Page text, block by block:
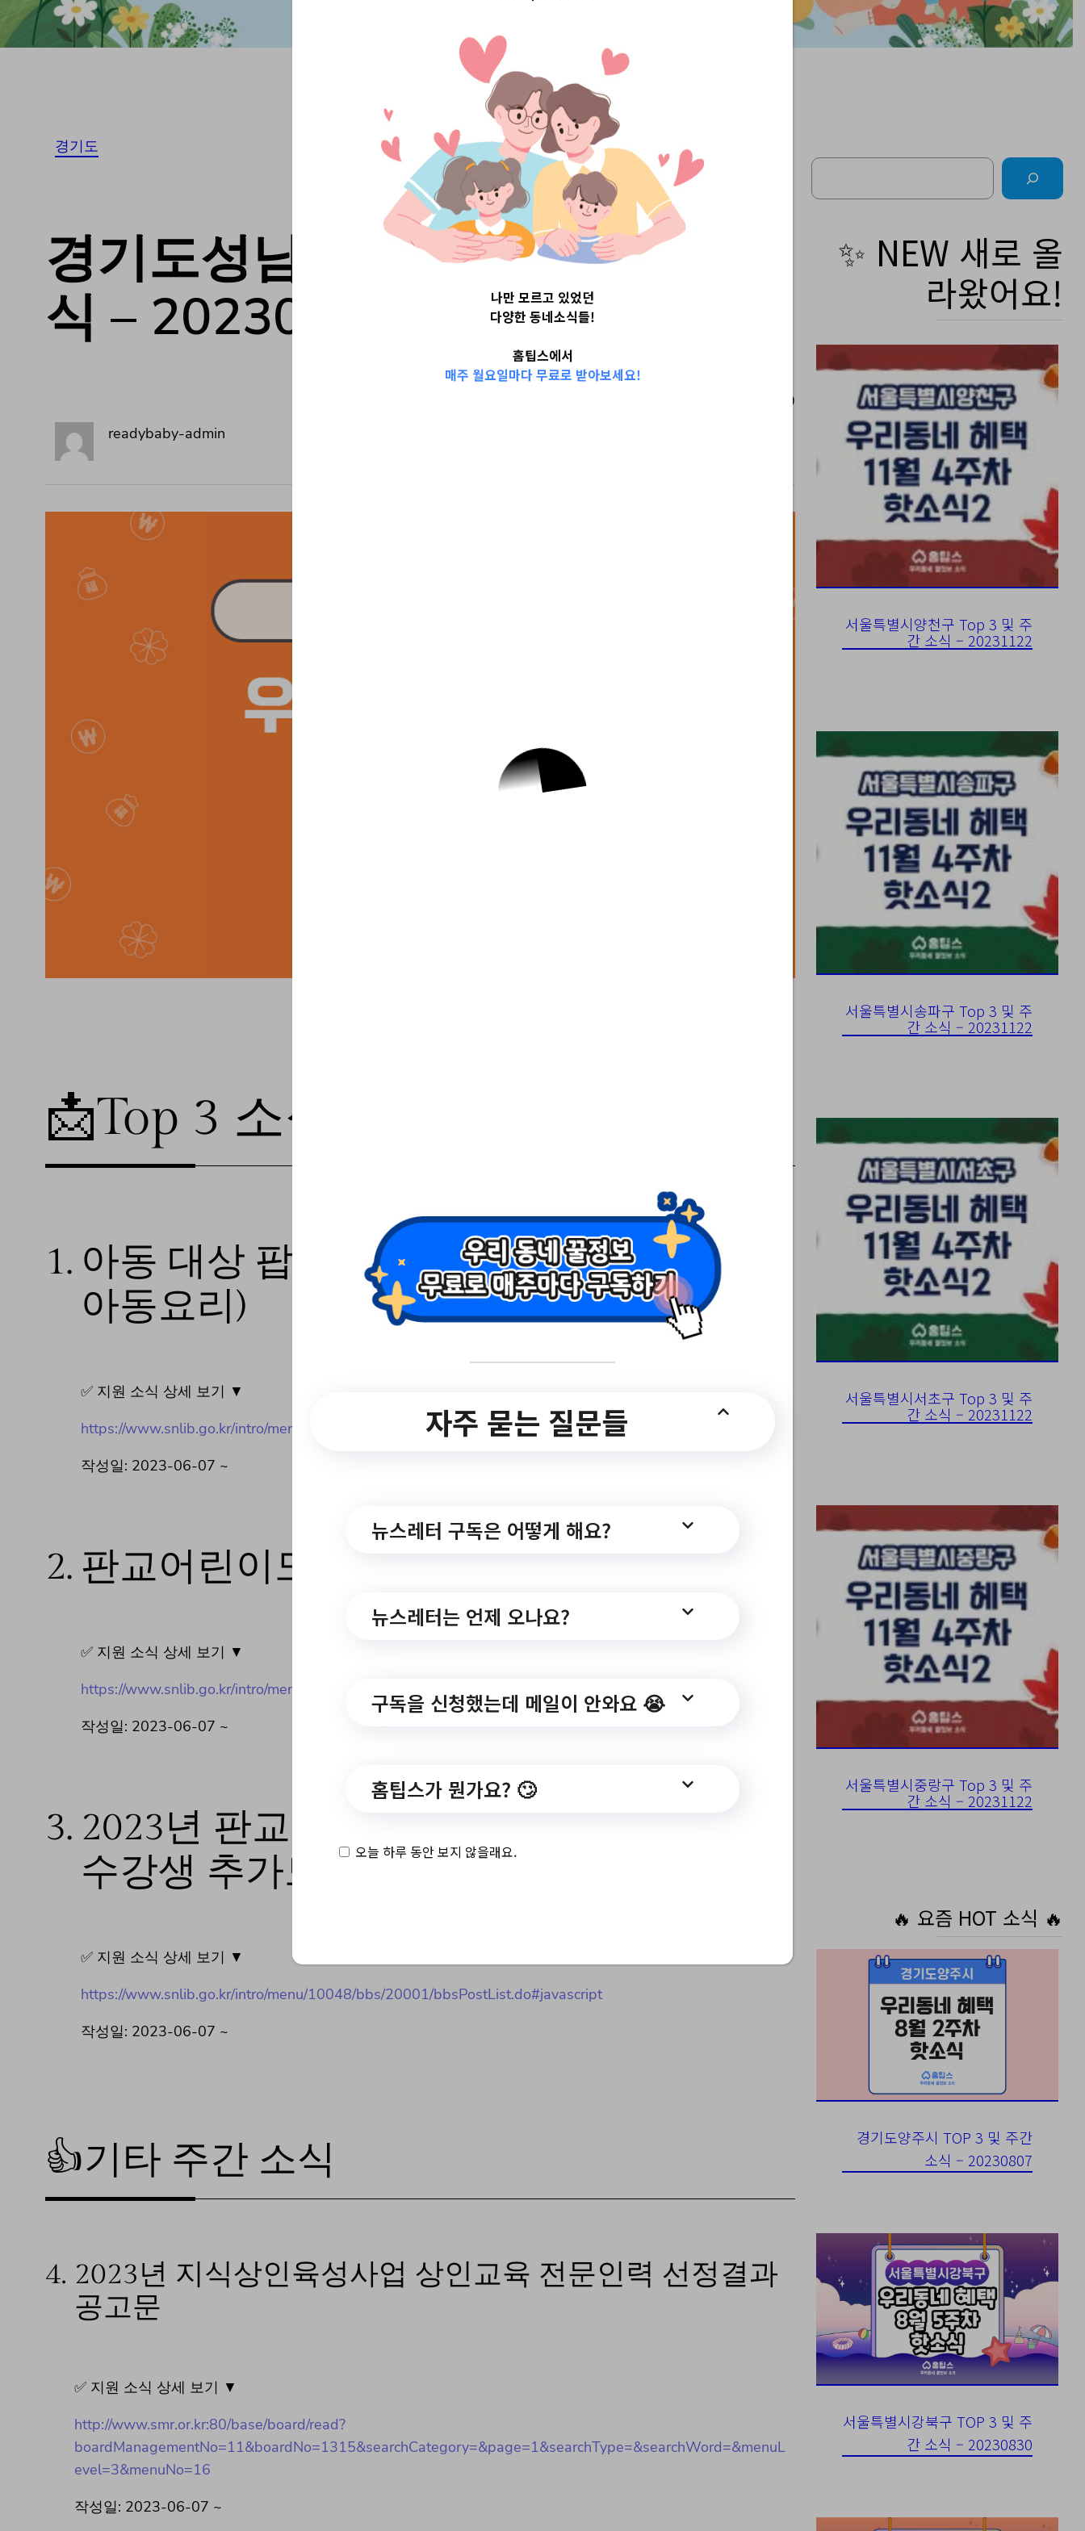
경기도
경기도성남시 Top 3 및 주간 소
식 – 20230609
2023-06-09
readybaby-admin
📩Top 3 소식❕
1. 아동 대상 팝업단기특강 안내 (영어과학 /
아동요리)
✅ 지원 소식 상세 보기 ▼
https://www.snlib.go.kr/intro/menu/10048/bbs/20001/bbsPostList.do#javascript
작성일: 2023-06-07 ~
2. 판교어린이도서관 특별공연
✅ 지원 소식 상세 보기 ▼
https://www.snlib.go.kr/intro/menu/10048/bbs/20001/bbsPostList.do#javascript
작성일: 2023-06-07 ~
3. 2023년 판교어린이도서관 로봇교실 2기
수강생 추가모집
✅ 지원 소식 상세 보기 ▼
https://www.snlib.go.kr/intro/menu/10048/bbs/20001/bbsPostList.do#javascript
작성일: 2023-06-07 ~
👍기타 주간 소식
4. 2023년 지식상인육성사업 상인교육 전문인력 선정결과
공고문
✅ 지원 소식 상세 보기 ▼
http://www.smr.or.kr:80/base/board/read?
boardManagementNo=11&boardNo=1315&searchCategory=&page=1&searchType=&searchWord=&menuL
evel=3&menuNo=16
작성일: 2023-06-07 ~
Search
✨ NEW 새로 올
라왔어요!
서울특별시양천구 Top 3 및 주
간 소식 – 20231122
서울특별시송파구 Top 3 및 주
간 소식 – 20231122
서울특별시서초구 Top 3 및 주
간 소식 – 20231122
서울특별시중랑구 Top 3 및 주
간 소식 – 20231122
🔥 요즘 HOT 소식 🔥
경기도양주시 TOP 3 및 주간
소식 – 20230807
서울특별시강북구 TOP 3 및 주
간 소식 – 20230830
나만 모르고 있었던
다양한 동네소식들!
홈팁스에서
매주 월요일마다 무료로 받아보세요!
자주 묻는 질문들
뉴스레터 구독은 어떻게 해요?
뉴스레터는 언제 오나요?
구독을 신청했는데 메일이 안와요 😭
홈팁스가 뭔가요? 🙄
오늘 하루 동안 보지 않을래요.